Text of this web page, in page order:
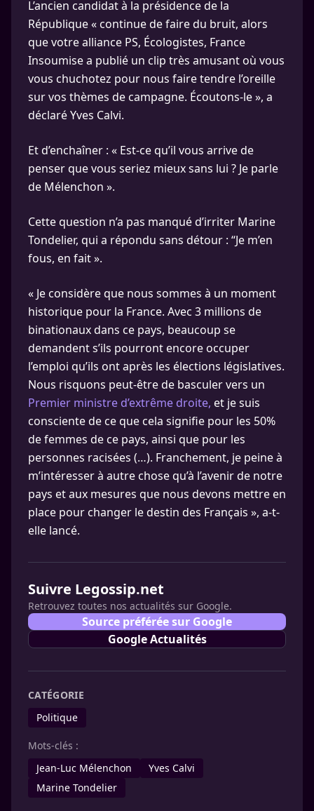
L’ancien candidat à la présidence de la
République « continue de faire du bruit, alors
que votre alliance PS, Écologistes, France
Insoumise a publié un clip très amusant où vous
vous chuchotez pour nous faire tendre l’oreille
sur vos thèmes de campagne. Écoutons-le », a
déclaré Yves Calvi.
Et d’enchaîner : « Est-ce qu’il vous arrive de
penser que vous seriez mieux sans lui ? Je parle
de Mélenchon ».
Cette question n’a pas manqué d’irriter Marine
Tondelier, qui a répondu sans détour : “Je m’en
fous, en fait ».
« Je considère que nous sommes à un moment
historique pour la France. Avec 3 millions de
binationaux dans ce pays, beaucoup se
demandent s’ils pourront encore occuper
l’emploi qu’ils ont après les élections législatives.
Nous risquons peut-être de basculer vers un
Premier ministre d’extrême droite, et je suis
consciente de ce que cela signifie pour les 50%
de femmes de ce pays, ainsi que pour les
personnes racisées (…). Franchement, je peine à
m’intéresser à autre chose qu’à l’avenir de notre
pays et aux mesures que nous devons mettre en
place pour changer le destin des Français », a-t-
elle lancé.
Suivre Legossip.net
Retrouvez toutes nos actualités sur Google.
Source préférée sur Google
Google Actualités
CATÉGORIE
Politique
Mots-clés :
Jean-Luc Mélenchon
Yves Calvi
Marine Tondelier